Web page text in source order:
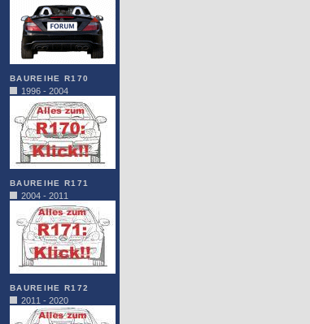
BAUREIHE R170
1996 - 2004
BAUREIHE R171
2004 - 2011
BAUREIHE R172
2011 - 2020